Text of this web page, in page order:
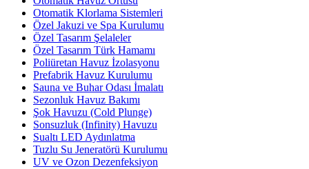
Otomatik Klorlama Sistemleri
Özel Jakuzi ve Spa Kurulumu
Özel Tasarım Şelaleler
Özel Tasarım Türk Hamamı
Poliüretan Havuz İzolasyonu
Prefabrik Havuz Kurulumu
Sauna ve Buhar Odası İmalatı
Sezonluk Havuz Bakımı
Şok Havuzu (Cold Plunge)
Sonsuzluk (Infinity) Havuzu
Sualtı LED Aydınlatma
Tuzlu Su Jeneratörü Kurulumu
UV ve Ozon Dezenfeksiyon